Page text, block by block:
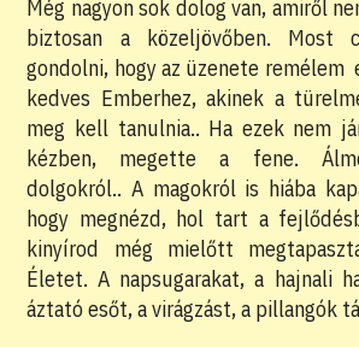
Még nagyon sok dolog van, amiről
biztosan a közeljövőben. Most
gondolni, hogy az üzenete remélem
kedves Emberhez, akinek a
meg kell tanulnia.. Ha ezek nem
kézben, megette a fene.
dolgokról.. A magokról is hiába
hogy megnézd, hol tart a
kinyírod még mielőtt
Életet. A napsugarakat, a hajnali
áztató esőt, a virágzást, a pillangók